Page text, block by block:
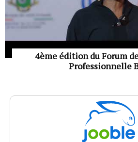
4ème édition du Forum
Professionnelle